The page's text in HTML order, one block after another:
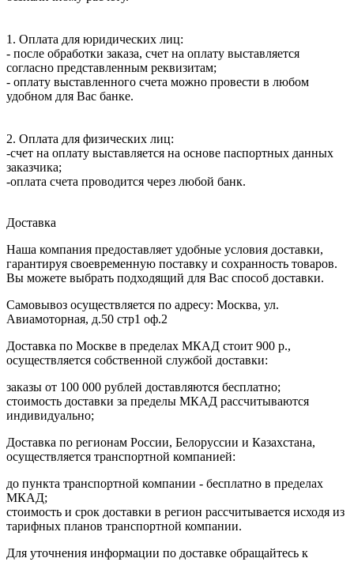
1. Оплата для юридических лиц:
- после обработки заказа, счет на оплату выставляется
согласно представленным реквизитам;
- оплату выставленного счета можно провести в любом
удобном для Вас банке.
2. Оплата для физических лиц:
-счет на оплату выставляется на основе паспортных данных
заказчика;
-оплата счета проводится через любой банк.
Доставка
Наша компания предоставляет удобные условия доставки,
гарантируя своевременную поставку и сохранность товаров.
Вы можете выбрать подходящий для Вас способ доставки.
Самовывоз осуществляется по адресу: Москва, ул.
Авиамоторная, д.50 стр1 оф.2
Доставка по Москве в пределах МКАД стоит 900 р.,
осуществляется собственной службой доставки:
заказы от 100 000 рублей доставляются бесплатно;
cтоимость доставки за пределы МКАД рассчитываются
индивидуально;
Доставка по регионам России, Белоруссии и Казахстана,
осуществляется транспортной компанией:
до пункта транспортной компании - бесплатно в пределах
МКАД;
стоимость и срок доставки в регион рассчитывается исходя из
тарифных планов транспортной компании.
Для уточнения информации по доставке обращайтесь к